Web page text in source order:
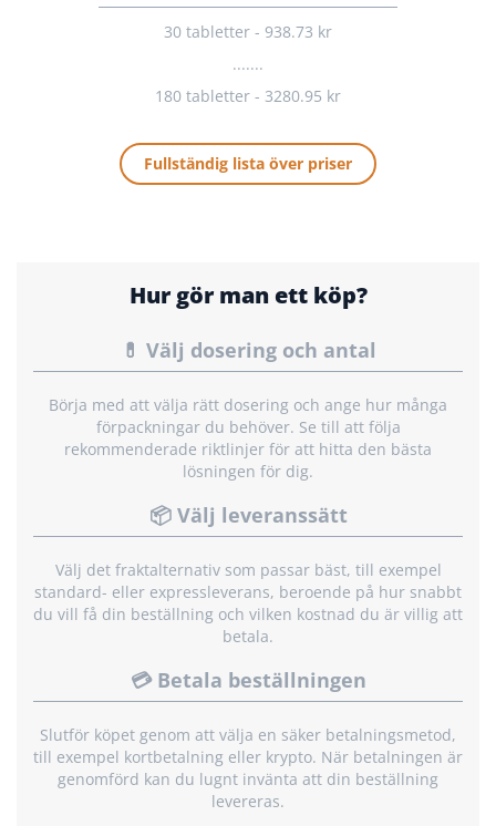
30 tabletter - 938.73 kr
.......
180 tabletter - 3280.95 kr
Fullständig lista över priser
Hur gör man ett köp?
💊 Välj dosering och antal
Börja med att välja rätt dosering och ange hur många
förpackningar du behöver. Se till att följa
rekommenderade riktlinjer för att hitta den bästa
lösningen för dig.
📦 Välj leveranssätt
Välj det fraktalternativ som passar bäst, till exempel
standard- eller expressleverans, beroende på hur snabbt
du vill få din beställning och vilken kostnad du är villig att
betala.
💳 Betala beställningen
Slutför köpet genom att välja en säker betalningsmetod,
till exempel kortbetalning eller krypto. När betalningen är
genomförd kan du lugnt invänta att din beställning
levereras.